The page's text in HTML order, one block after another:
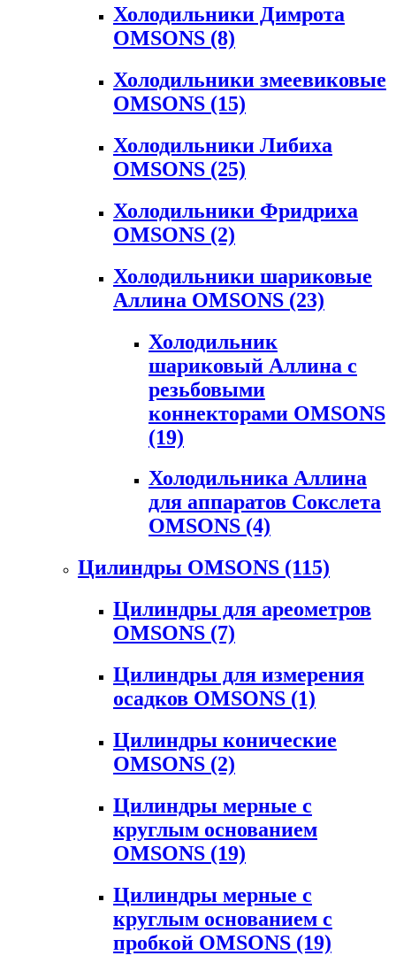
Холодильники Димрота
OMSONS (8)
Холодильники змеевиковые
OMSONS (15)
Холодильники Либиха
OMSONS (25)
Холодильники Фридриха
OMSONS (2)
Холодильники шариковые
Аллина OMSONS (23)
Холодильник
шариковый Аллина с
резьбовыми
коннекторами OMSONS
(19)
Холодильника Аллина
для аппаратов Сокслета
OMSONS (4)
Цилиндры OMSONS (115)
Цилиндры для ареометров
OMSONS (7)
Цилиндры для измерения
осадков OMSONS (1)
Цилиндры конические
OMSONS (2)
Цилиндры мерные с
круглым основанием
OMSONS (19)
Цилиндры мерные с
круглым основанием с
пробкой OMSONS (19)